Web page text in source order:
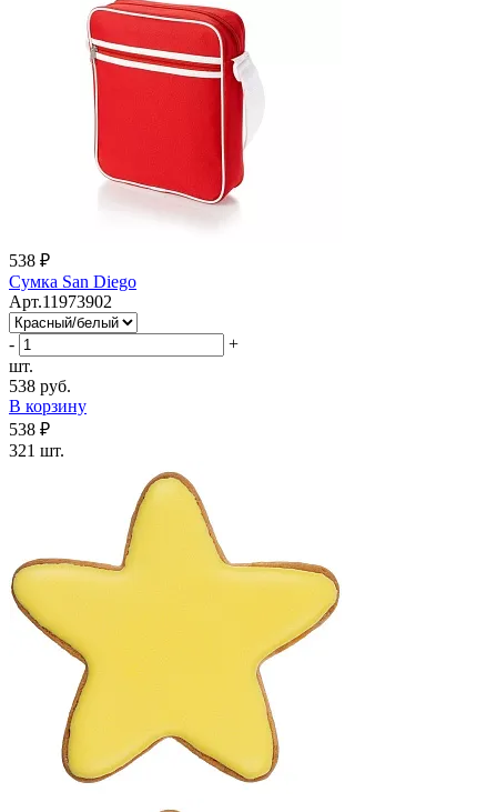
538 ₽
Сумка San Diego
Арт.11973902
-
+
шт.
538 руб.
В корзину
538 ₽
321 шт.